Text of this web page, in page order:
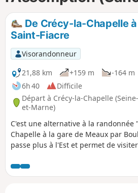
De Crécy-la-Chapelle
Saint-Fiacre
Visorandonneur
21,88 km
+159 m
-164 m
6h 40
Difficile
Départ à Crécy-la-Chapelle (Seine-
et-Marne)
C'est une alternative à la randonnée
Chapelle à la gare de Meaux par
passe plus à l'Est et permet de
de traverser plusieurs champs de
Le premier tiers traverse surtout des